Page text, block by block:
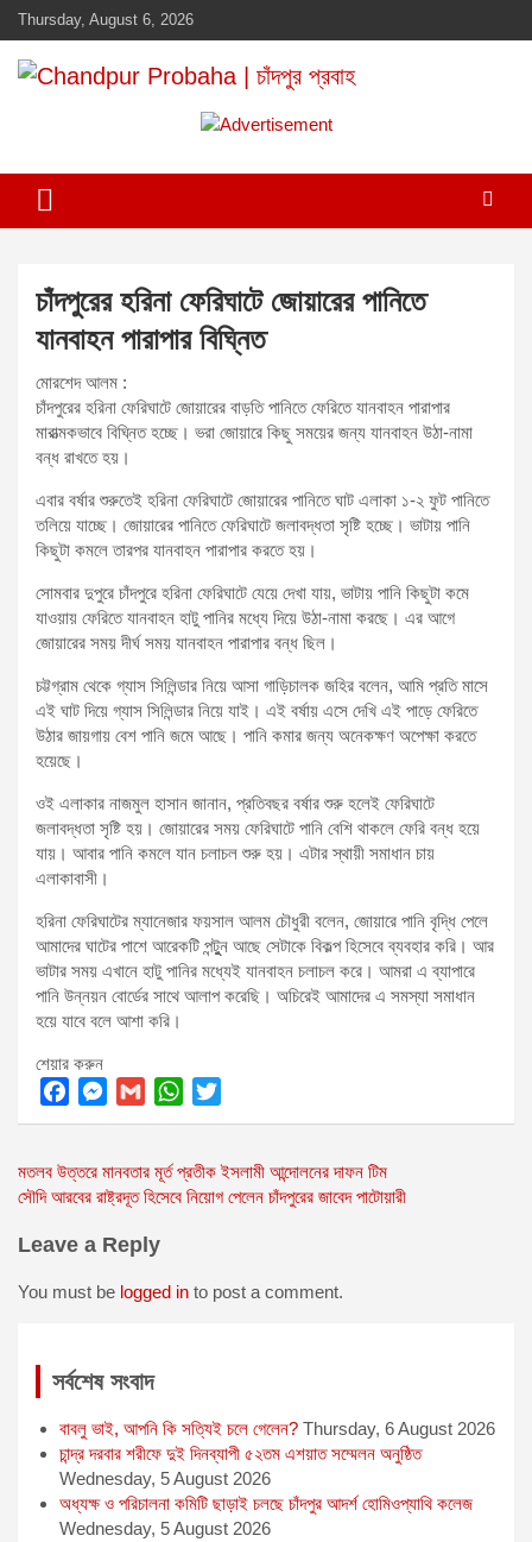
Skip
to
content
Thursday, August 6, 2026
Chandpur Probaha | চাঁদপুর প্রবাহ
v
e
i
s
e
m
e
n
t
:
চাঁদপুরের হরিনা ফেরিঘাটে জোয়ারের পানিতে
যানবাহন পারাপার বিঘ্নিত
মোরশেদ আলম :
চাঁদপুরের হরিনা ফেরিঘাটে জোয়ারের বাড়তি পানিতে ফেরিতে যানবাহন পারাপার
মারাত্মকভাবে বিঘ্নিত হচ্ছে। ভরা জোয়ারে কিছু সময়ের জন্য যানবাহন উঠা-নামা
বন্ধ রাখতে হয়।
এবার বর্ষার শুরুতেই হরিনা ফেরিঘাটে জোয়ারের পানিতে ঘাট এলাকা ১-২ ফুট পানিতে
তলিয়ে যাচ্ছে। জোয়ারের পানিতে ফেরিঘাটে জলাবদ্ধতা সৃষ্টি হচ্ছে। ভাটায় পানি
কিছুটা কমলে তারপর যানবাহন পারাপার করতে হয়।
সোমবার দুপুরে চাঁদপুরে হরিনা ফেরিঘাটে যেয়ে দেখা যায়, ভাটায় পানি কিছুটা কমে
যাওয়ায় ফেরিতে যানবাহন হাটু পানির মধ্যে দিয়ে উঠা-নামা করছে। এর আগে
জোয়ারের সময় দীর্ঘ সময় যানবাহন পারাপার বন্ধ ছিল।
চট্টগ্রাম থেকে গ্যাস সিলিন্ডার নিয়ে আসা গাড়িচালক জহির বলেন, আমি প্রতি মাসে
এই ঘাট দিয়ে গ্যাস সিলিন্ডার নিয়ে যাই। এই বর্ষায় এসে দেখি এই পাড়ে ফেরিতে
উঠার জায়গায় বেশ পানি জমে আছে। পানি কমার জন্য অনেকক্ষণ অপেক্ষা করতে
হয়েছে।
ওই এলাকার নাজমুল হাসান জানান, প্রতিবছর বর্ষার শুরু হলেই ফেরিঘাটে
জলাবদ্ধতা সৃষ্টি হয়। জোয়ারের সময় ফেরিঘাটে পানি বেশি থাকলে ফেরি বন্ধ হয়ে
যায়। আবার পানি কমলে যান চলাচল শুরু হয়। এটার স্থায়ী সমাধান চায়
এলাকাবাসী।
হরিনা ফেরিঘাটের ম্যানেজার ফয়সাল আলম চৌধুরী বলেন, জোয়ারে পানি বৃদ্ধি পেলে
আমাদের ঘাটের পাশে আরেকটি পন্টুুন আছে সেটাকে বিকল্প হিসেবে ব্যবহার করি। আর
ভাটার সময় এখানে হাটু পানির মধ্যেই যানবাহন চলাচল করে। আমরা এ ব্যাপারে
পানি উন্নয়ন বোর্ডের সাথে আলাপ করেছি। অচিরেই আমাদের এ সমস্যা সমাধান
হয়ে যাবে বলে আশা করি।
শেয়ার করুন
F
c
e
o
M
s
s
g
G
a
i
W
a
t
A
p
T
i
t
r
Post
navigation
মতলব উত্তরে মানবতার মূর্ত প্রতীক ইসলামী আন্দোলনের দাফন টিম
সৌদি আরবের রাষ্ট্রদূত হিসেবে নিয়োগ পেলেন চাঁদপুরের জাবেদ পাটোয়ারী
Leave a Reply
You must be logged in to post a comment.
সর্বশেষ সংবাদ
বাবলু ভাই, আপনি কি সত্যিই চলে গেলেন? Thursday, 6 August 2026
চান্দ্র দরবার শরীফে দুই দিনব্যাপী ৫২তম এশয়াত সম্মেলন অনুষ্ঠিত
Wednesday, 5 August 2026
অধ্যক্ষ ও পরিচালনা কমিটি ছাড়াই চলছে চাঁদপুর আদর্শ হোমিওপ্যাথি কলেজ
Wednesday, 5 August 2026